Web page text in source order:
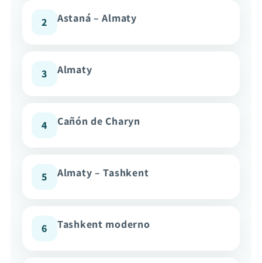
2 Astaná – Almaty
3 Almaty
4 Cañón de Charyn
5 Almaty – Tashkent
6 Tashkent moderno